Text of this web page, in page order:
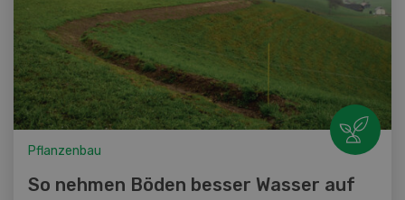
Pflanzenbau
So nehmen Böden besser Wasser auf